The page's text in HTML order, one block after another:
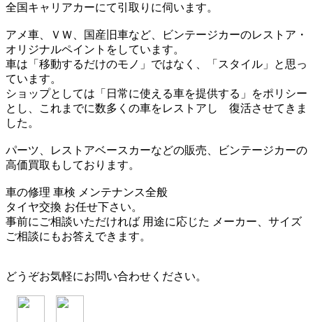
全国キャリアカーにて引取りに伺います。
アメ車、ＶＷ、国産旧車など、ビンテージカーのレストア・
オリジナルペイントをしています。
車は「移動するだけのモノ」ではなく、「スタイル」と思っ
ています。
ショップとしては「日常に使える車を提供する」をポリシー
とし、これまでに数多くの車をレストアし 復活させてきま
した。
パーツ、レストアベースカーなどの販売、ビンテージカーの
高価買取もしております。
車の修理 車検 メンテナンス全般
タイヤ交換 お任せ下さい。
事前にご相談いただければ 用途に応じた メーカー、サイズ
ご相談にもお答えできます。
どうぞお気軽にお問い合わせください。